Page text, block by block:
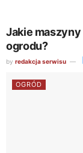
Jakie
ogrodu?
by redakcja serwisu
OGRÓD